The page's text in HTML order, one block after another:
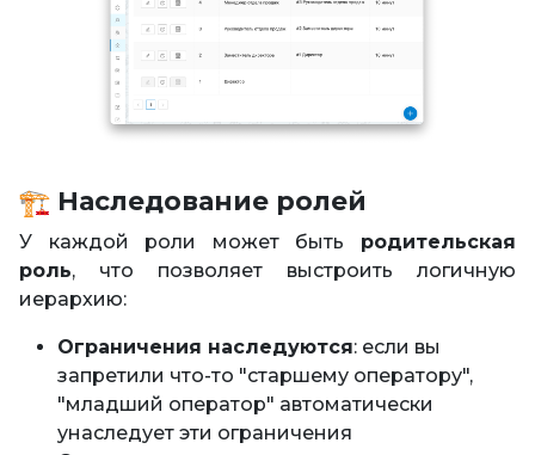
Наследование ролей
У каждой роли может быть родительская
роль, что позволяет выстроить логичную
иерархию:
Ограничения наследуются: если вы
запретили что-то "старшему оператору",
"младший оператор" автоматически
унаследует эти ограничения